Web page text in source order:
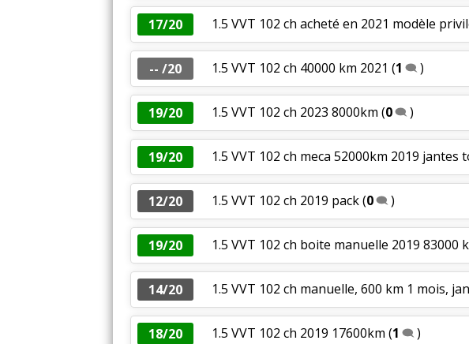
17/20 1.5 VVT 102 ch acheté en 2021 modèle
-- /20 1.5 VVT 102 ch 40000 km 2021 (1 )
19/20 1.5 VVT 102 ch 2023 8000km (0 )
19/20 1.5 VVT 102 ch meca 52000km 2019 jantes
12/20 1.5 VVT 102 ch 2019 pack(0 )
19/20 1.5 VVT 102 ch boite manuelle 2019 83000
14/20 1.5 VVT 102 ch manuelle, 600 km 1 mois,
18/20 1.5 VVT 102 ch 2019 17600km (1 )